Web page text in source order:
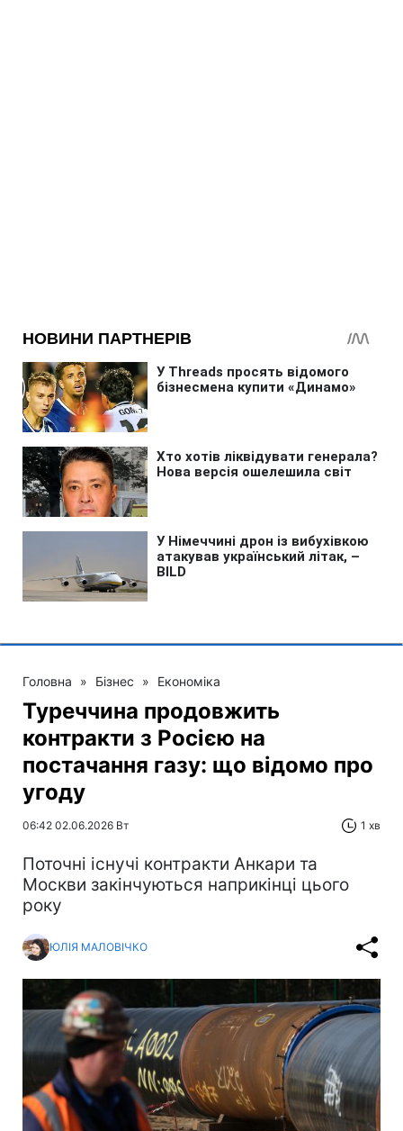
Головна » Бізнес » Економіка
Туреччина продовжить
контракти з Росією на
постачання газу: що відомо про
угоду
06:42 02.06.2026 Вт 1 хв
Поточні існучі контракти Анкари та
Москви закінчуються наприкінці цього
року
ЮЛІЯ МАЛОВІЧКО